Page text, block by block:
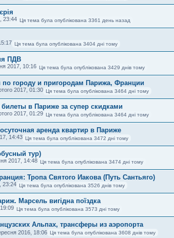
23:44 Ця тема була опублікована 3361 день назад
Ця тема була опублікована 3404 дні тому
ПДВ
2017, 10:16 Ця тема була опублікована 3429 днів тому
по городу и пригородам Парижа, Франции
2017, 01:30 Ця тема була опублікована 3464 дні тому
билеты в Париже за супер скидками
2017, 01:29 Ця тема була опублікована 3464 дні тому
аренда квартир в Париже
14:43 Ця тема була опублікована 3472 дні тому
тур)
2017, 14:48 Ця тема була опублікована 3474 дні тому
Тропа Святого Иакова (Путь Сантьяго)
23:24 Ця тема була опублікована 3526 днів тому
Марсель вигідна поїздка
Ця тема була опублікована 3573 дні тому
Альпах, трансферы из аэропорта
2016, 18:06 Ця тема була опублікована 3608 днів тому